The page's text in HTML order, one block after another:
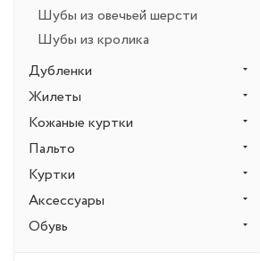
Шубы из овечьей шерсти
Шубы из кролика
Дубленки
Жилеты
Кожаные куртки
Пальто
Куртки
Аксессуары
Обувь